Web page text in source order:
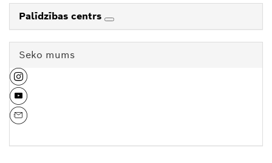
Palīdzības centrs
Seko mums